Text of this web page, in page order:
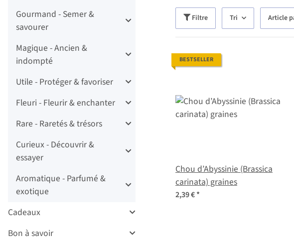
Filtre Tri Article
BESTSELLER
Chou d’Abyssinie (Brassica
carinata) graines
2,39 €*
Gourmand - Semer &
savourer
Magique - Ancien &
indompté
Utile - Protéger & favoriser
Fleuri - Fleurir & enchanter
Rare - Raretés & trésors
Curieux - Découvrir &
essayer
Aromatique - Parfumé &
exotique
Cadeaux
Bon à savoir